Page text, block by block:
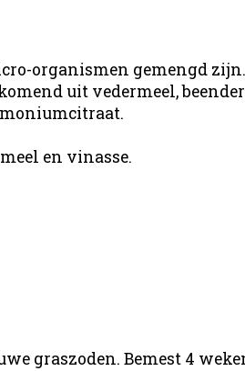
organismen gemengd zijn.
uit vedermeel,
en vinasse.
graszoden. Bemest 4